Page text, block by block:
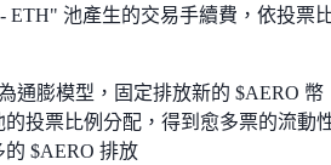
ETH" 池產生的交易手續費，依投票
通膨模型，固定排放新的 $AERO 幣
投票比例分配，得到愈多票的流動
$AERO 排放